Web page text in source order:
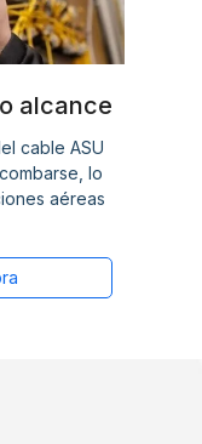
alcance
cable ASU
lo
aéreas